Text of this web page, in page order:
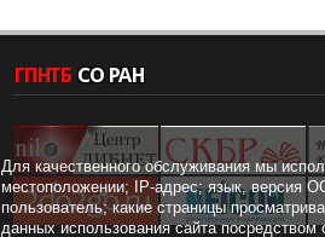
Для качественного обслуживания мы
местоположении; IP-адрес; язык, версия
пользователь; какие страницы
данных использования сайта